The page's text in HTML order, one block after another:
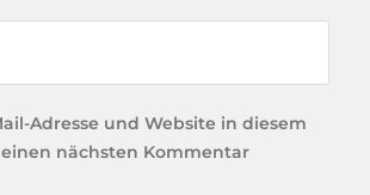
Adresse und Website in diesem
nächsten Kommentar